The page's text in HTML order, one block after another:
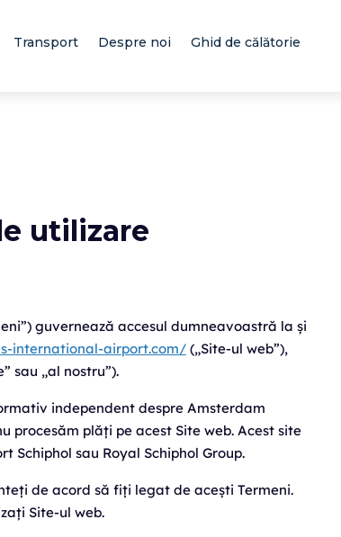
Transport Despre noi Ghid de călătorie
utilizare
guvernează accesul dumneavoastră la și
international-airport.com/ („Site-ul web”),
sau „al nostru”).
independent despre Amsterdam
procesăm plăți pe acest Site web. Acest site
Schiphol sau Royal Schiphol Group.
de acord să fiți legat de acești Termeni.
Site-ul web.